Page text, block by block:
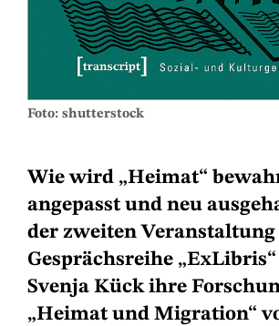
Foto: shutterstock
Wie wird „Heimat“
angepasst und neu
der zweiten Veranstaltung
Gesprächsreihe
Svenja Kück ihre
„Heimat und Migration“